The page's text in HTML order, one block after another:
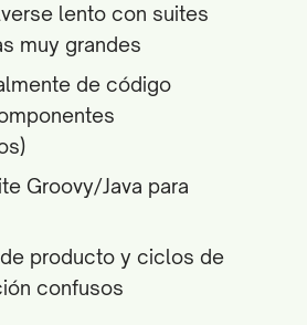
lento con suites
muy grandes
de código
Groovy/Java para
producto y ciclos de
confusos